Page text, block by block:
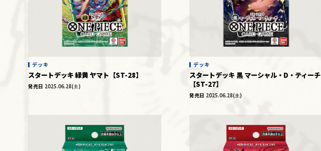
デッキ
スタートデッキ 緑黄 ヤマト【ST-28】
発売日 2025.06.28(土)
デッキ
スタートデッキ 黒 マーシャル・D・ティーチ
【ST-27】
発売日 2025.06.28(土)